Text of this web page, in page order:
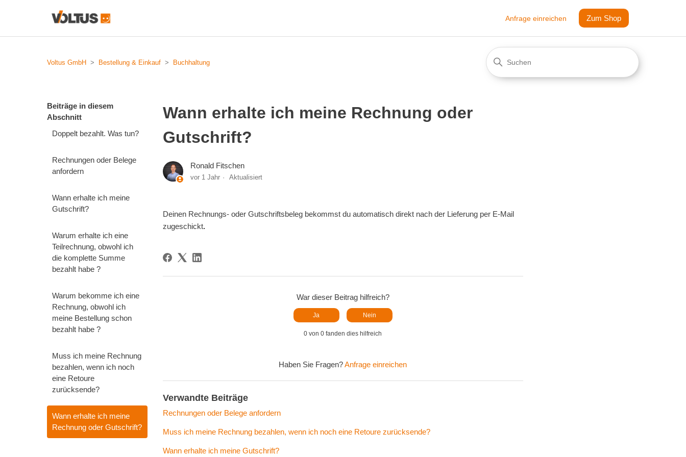
Anfrage einreichen Zum Shop
Voltus GmbH Bestellung & Einkauf Buchhaltung
Beiträge in diesem
Abschnitt
Doppelt bezahlt. Was tun?
Rechnungen oder Belege
anfordern
Wann erhalte ich meine
Gutschrift?
Warum erhalte ich eine
Teilrechnung, obwohl ich
die komplette Summe
bezahlt habe ?
Warum bekomme ich eine
Rechnung, obwohl ich
meine Bestellung schon
bezahlt habe ?
Muss ich meine Rechnung
bezahlen, wenn ich noch
eine Retoure
zurücksende?
Wann erhalte ich meine
Rechnung oder Gutschrift?
Wann erhalte ich meine Rechnung oder
Gutschrift?
Ronald Fitschen
vor 1 Jahr Aktualisiert
Deinen Rechnungs- oder Gutschriftsbeleg bekommst du automatisch direkt nach der Lieferung per E-Mail
zugeschickt.
War dieser Beitrag hilfreich?
Ja Nein
0 von 0 fanden dies hilfreich
Haben Sie Fragen?Anfrage einreichen
Verwandte Beiträge
Rechnungen oder Belege anfordern
Muss ich meine Rechnung bezahlen, wenn ich noch eine Retoure zurücksende?
Wann erhalte ich meine Gutschrift?